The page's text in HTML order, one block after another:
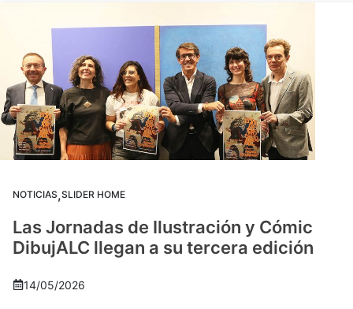
NOTICIAS,SLIDER HOME
Las Jornadas de Ilustración y Cómic
DibujALC llegan a su tercera edición
14/05/2026